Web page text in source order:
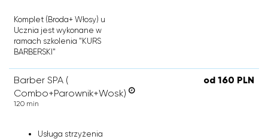
Komplet (Broda+ Włosy) u
Ucznia jest wykonane w
ramach szkolenia "KURS
BARBERSKI"
Barber SPA (
Combo+Parownik+Wosk)
120 min
od 160 PLN
Usługa strzyżenia